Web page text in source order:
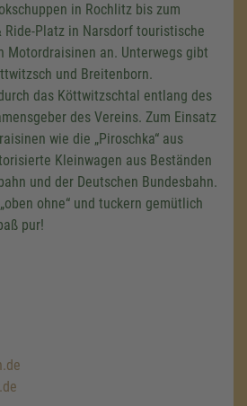
in Rochlitz bis zum
Ride-Platz in Narsdorf touristische
Motordraisinen an. Unterwegs gibt
und Breitenborn.
das Köttwitzschtal entlang des
des Vereins. Zum Einsatz
wie die „Piroschka“ aus
Kleinwagen aus Beständen
und der Deutschen Bundesbahn.
ohne“ und tuckern gemütlich
pur!